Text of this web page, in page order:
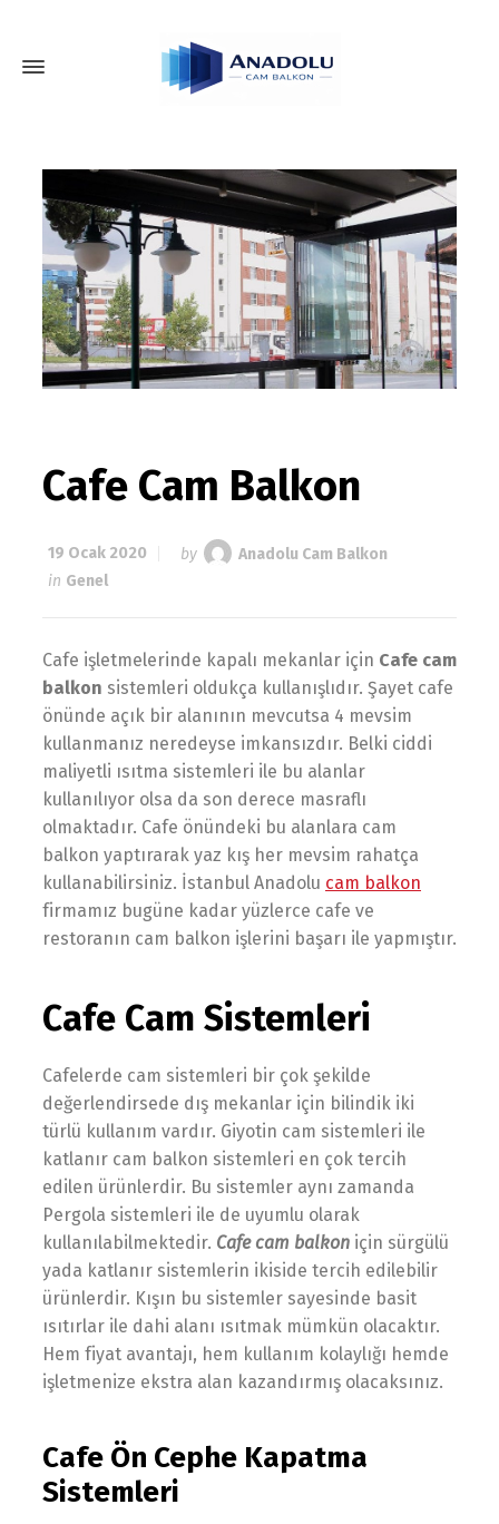
Cafe Cam Balkon
19 Ocak 2020 by
Anadolu Cam Balkon
in Genel
Cafe işletmelerinde kapalı mekanlar için Cafe cam
balkon sistemleri oldukça kullanışlıdır. Şayet cafe
önünde açık bir alanının mevcutsa 4 mevsim
kullanmanız neredeyse imkansızdır. Belki ciddi
maliyetli ısıtma sistemleri ile bu alanlar
kullanılıyor olsa da son derece masraflı
olmaktadır. Cafe önündeki bu alanlara cam
balkon yaptırarak yaz kış her mevsim rahatça
kullanabilirsiniz. İstanbul Anadolu cam balkon
firmamız bugüne kadar yüzlerce cafe ve
restoranın cam balkon işlerini başarı ile yapmıştır.
Cafe Cam Sistemleri
Cafelerde cam sistemleri bir çok şekilde
değerlendirsede dış mekanlar için bilindik iki
türlü kullanım vardır. Giyotin cam sistemleri ile
katlanır cam balkon sistemleri en çok tercih
edilen ürünlerdir. Bu sistemler aynı zamanda
Pergola sistemleri ile de uyumlu olarak
kullanılabilmektedir. Cafe cam balkon için sürgülü
yada katlanır sistemlerin ikiside tercih edilebilir
ürünlerdir. Kışın bu sistemler sayesinde basit
ısıtırlar ile dahi alanı ısıtmak mümkün olacaktır.
Hem fiyat avantajı, hem kullanım kolaylığı hemde
işletmenize ekstra alan kazandırmış olacaksınız.
Cafe Ön Cephe Kapatma
Sistemleri